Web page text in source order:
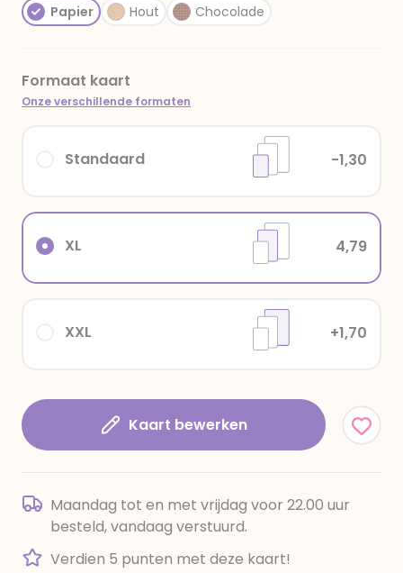
Papier Hout Chocolade
Formaat kaart
Onze verschillende formaten
XXL +1,70
XL 4,79
Standaard -1,30
Kaart bewerken
Maandag tot en met vrijdag voor 22.00 uur
besteld, vandaag verstuurd.
Verdien 5 punten met deze kaart!